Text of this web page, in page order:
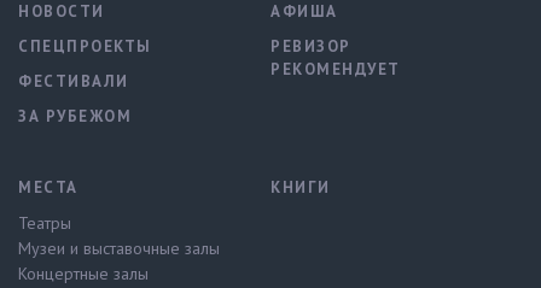
НОВОСТИ
СПЕЦПРОЕКТЫ
ФЕСТИВАЛИ
ЗА РУБЕЖОМ
АФИША
РЕВИЗОР
РЕКОМЕНДУЕТ
МЕСТА
Театры
Музеи и выставочные залы
Концертные залы
КНИГИ